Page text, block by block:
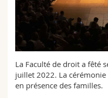
Sciences et médecine
Interfacultaire
Collaborateurs
Doctorants
Webmail
Programme des cours
MyUnifr
La Faculté de droit a fêté
juillet 2022. La cérémonie
en présence des familles.